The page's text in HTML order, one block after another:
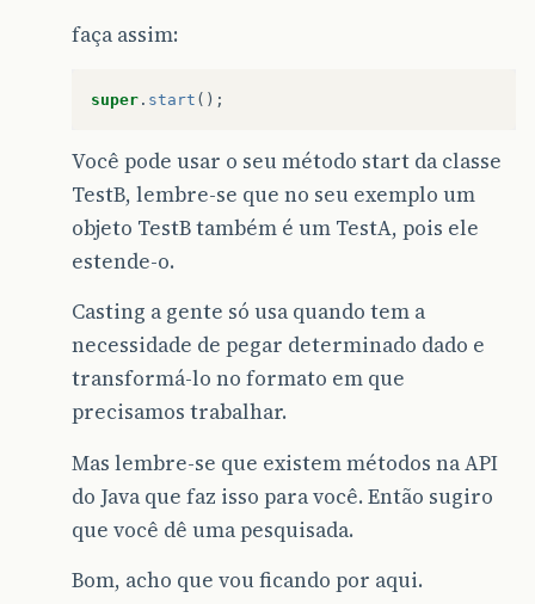
faça assim:
super . start ();
Você pode usar o seu método start da classe
TestB, lembre-se que no seu exemplo um
objeto TestB também é um TestA, pois ele
estende-o.
Casting a gente só usa quando tem a
necessidade de pegar determinado dado e
transformá-lo no formato em que
precisamos trabalhar.
Mas lembre-se que existem métodos na API
do Java que faz isso para você. Então sugiro
que você dê uma pesquisada.
Bom, acho que vou ficando por aqui.